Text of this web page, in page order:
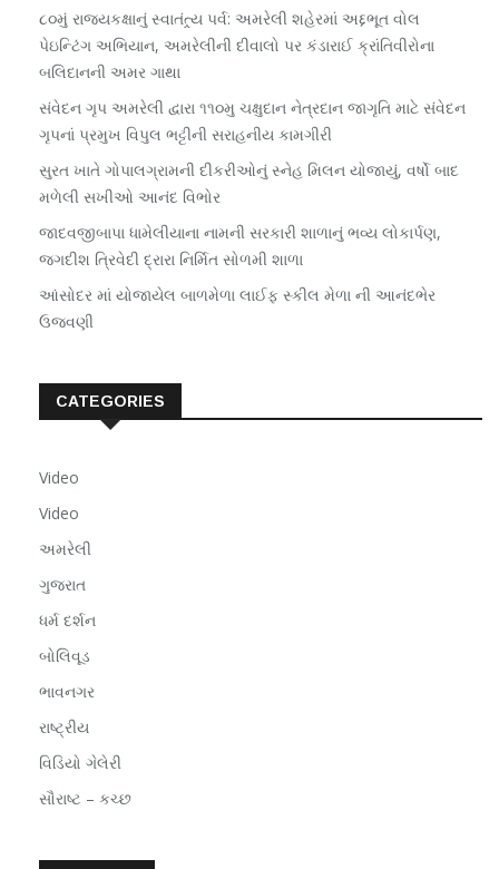
૮૦મું રાજ્યકક્ષાનું સ્વાતંત્ર્ય પર્વ: અમરેલી શહેરમાં અદ્દભૂત વોલ
પેઇન્ટિંગ અભિયાન, અમરેલીની દીવાલો પર કંડારાઈ ક્રાંતિવીરોના
બલિદાનની અમર ગાથા
સંવેદન ગૃપ અમરેલી દ્વારા ૧૧૦મુ ચક્ષુદાન નેત્રદાન જાગૃતિ માટે સંવેદન
ગૃપનાં પ્રમુખ વિપુલ ભટ્ટીની સરાહનીય કામગીરી
સુરત ખાતે ગોપાલગ્રામની દીકરીઓનું સ્નેહ મિલન યોજાયું, વર્ષો બાદ
મળેલી સખીઓ આનંદ વિભોર
જાદવજીબાપા ધામેલીયાના નામની સરકારી શાળાનું ભવ્ય લોકાર્પણ,
જગદીશ ત્રિવેદી દ્રારા નિર્મિત સોળમી શાળા
આંસોદર માં યોજાયેલ બાળમેળા લાઈફ સ્કીલ મેળા ની આનંદભેર
ઉજવણી
CATEGORIES
Video
Video
અમરેલી
ગુજરાત
ધર્મ દર્શન
બોલિવૂડ
ભાવનગર
રાષ્ટ્રીય
વિડિયો ગેલેરી
સૌરાષ્ટ – કચ્છ